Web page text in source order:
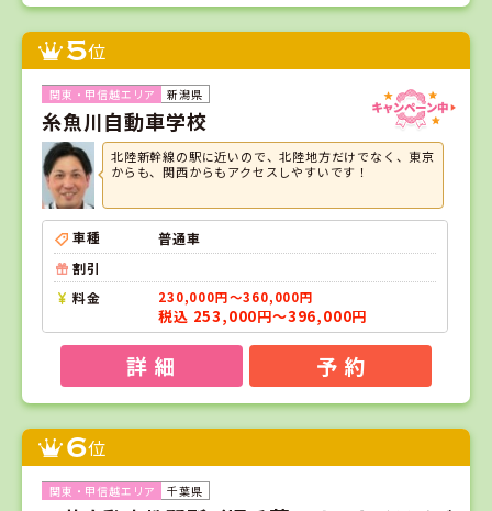
5位
新潟県
糸魚川自動車学校
北陸新幹線の駅に近いので、北陸地方だけでなく、東京
からも、関西からもアクセスしやすいです！
車種
普通車
割引
料金
230,000円～360,000円
税込 253,000円～396,000円
詳 細 予 約
6位
千葉県